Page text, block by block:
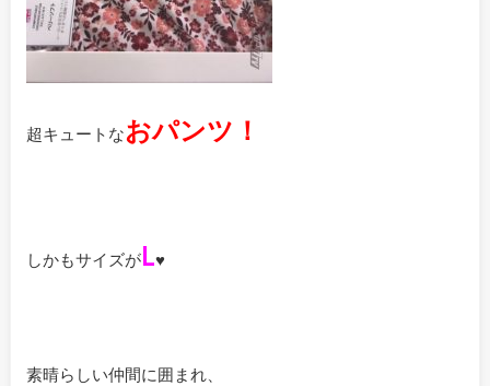
超キュートなおパンツ！
しかもサイズがL♥
素晴らしい仲間に囲まれ、